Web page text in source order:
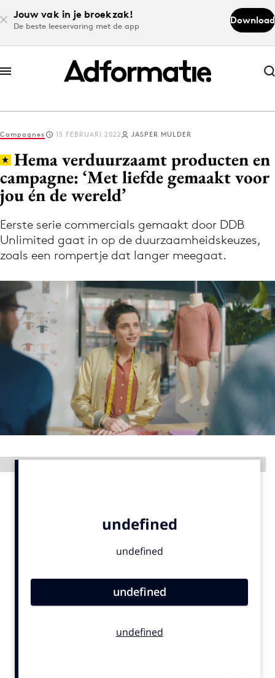
Jouw vak in je broekzak!
De beste leeservaring met de app
Download
Abonneer nu
Abonneer nu
Log in
Download de app
Volg het laatste nieuws via de Adformatie
Nieuws app
Menu
Home
9 sept: GenAI-training
12 nov: MarketingLive!
Adverteren
Events
Vacatures
Campagnes
Campagnes 15 FEBRUARI 2022 JASPER MULDER
Hema verduurzaamt producten en
campagne: ‘Met liefde gemaakt voor
jou én de wereld’
Eerste serie commercials gemaakt door DDB
Unlimited gaat in op de duurzaamheidskeuzes,
zoals een rompertje dat langer meegaat.